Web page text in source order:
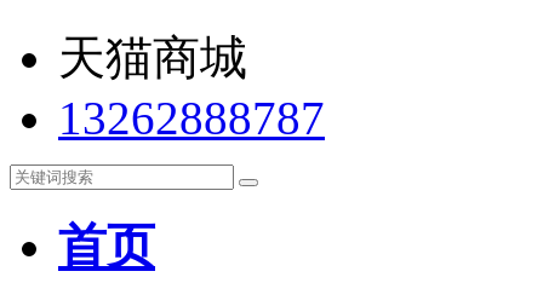
天猫商城
13262888787
首页